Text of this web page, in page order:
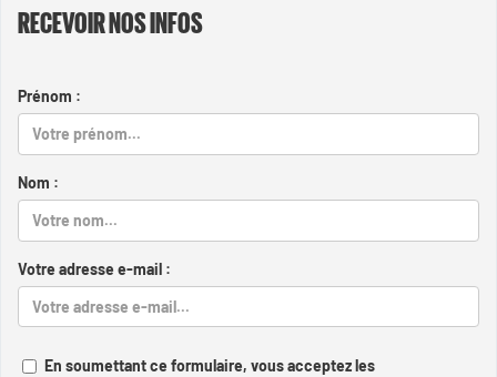
RECEVOIR NOS INFOS
Prénom :
Nom :
Votre adresse e-mail :
En soumettant ce formulaire, vous acceptez les